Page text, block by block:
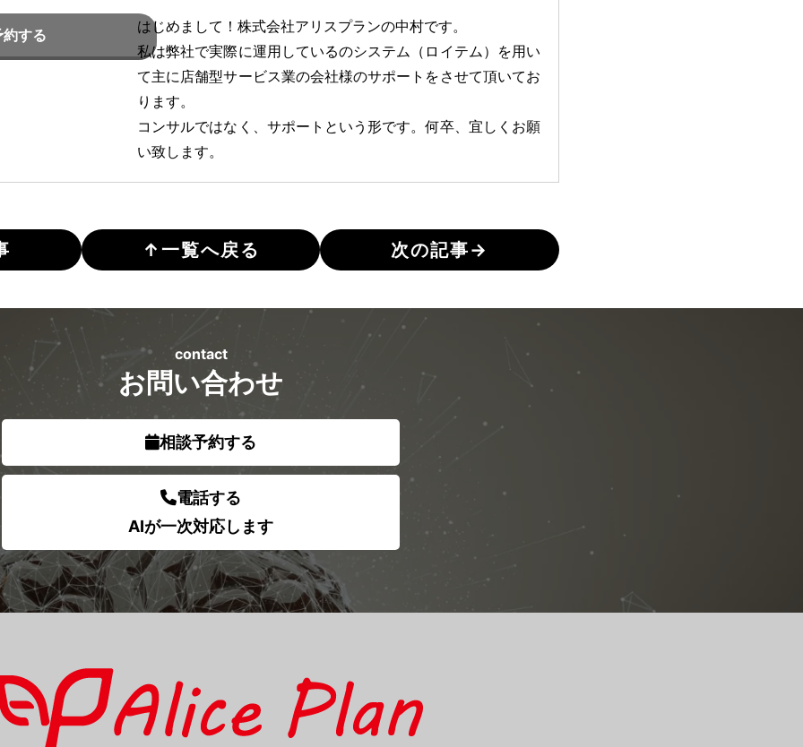
はじめまして！株式会社アリスプランの中村です。
私は弊社で実際に運用しているのシステム（ロイテム）を用い
て主に店舗型サービス業の会社様のサポートをさせて頂いてお
ります。
コンサルではなく、サポートという形です。何卒、宜しくお願
い致します。
する
↑ 一覧へ戻る 次の記事→
お問い合わせ
contact
相談予約する
電話する
AIが一次対応します